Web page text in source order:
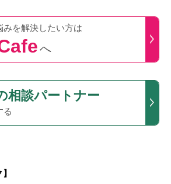
みを解決したい方は
へ
相談パートナー
る